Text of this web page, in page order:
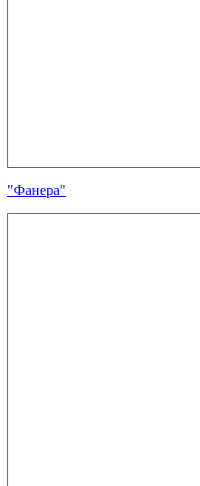
"Фанера"